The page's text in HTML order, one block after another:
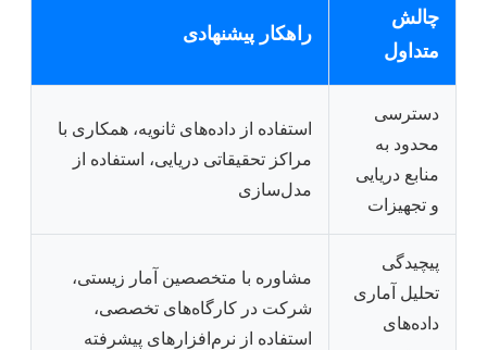
چالش
متداول
راهکار پیشنهادی
دسترسی
محدود به
منابع دریایی
و تجهیزات
استفاده از داده‌های ثانویه، همکاری با
مراکز تحقیقاتی دریایی، استفاده از
مدل‌سازی
پیچیدگی
تحلیل آماری
داده‌های
مشاوره با متخصصین آمار زیستی،
شرکت در کارگاه‌های تخصصی،
استفاده از نرم‌افزارهای پیشرفته